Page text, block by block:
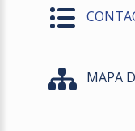
MAPA